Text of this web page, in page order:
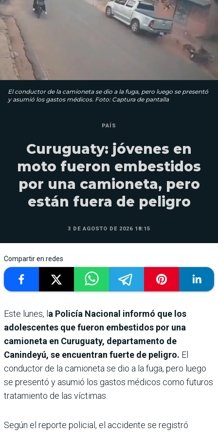
El conductor de la camioneta se dio a la fuga, pero luego se presentó
y asumió los gastos médicos. Foto: Captura de pantalla
PAÍS
Curuguaty: jóvenes en
moto fueron embestidos
por una camioneta, pero
están fuera de peligro
3 DE AGOSTO DE 2026 18:15
Compartir en redes
Este lunes, l a Policía Nacional informó que los
adolescentes que fueron embestidos por una
camioneta en Curuguaty, departamento de
Canindeyú, se encuentran fuerte de peligro. El
conductor de la camioneta se dio a la fuga, pero luego
se presentó y asumió los gastos médicos como futuros
tratamiento de las víctimas.
Según el reporte policial, el accidente se registró